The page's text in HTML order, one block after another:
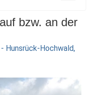
bzw. an der
Hunsrück-Hochwald,